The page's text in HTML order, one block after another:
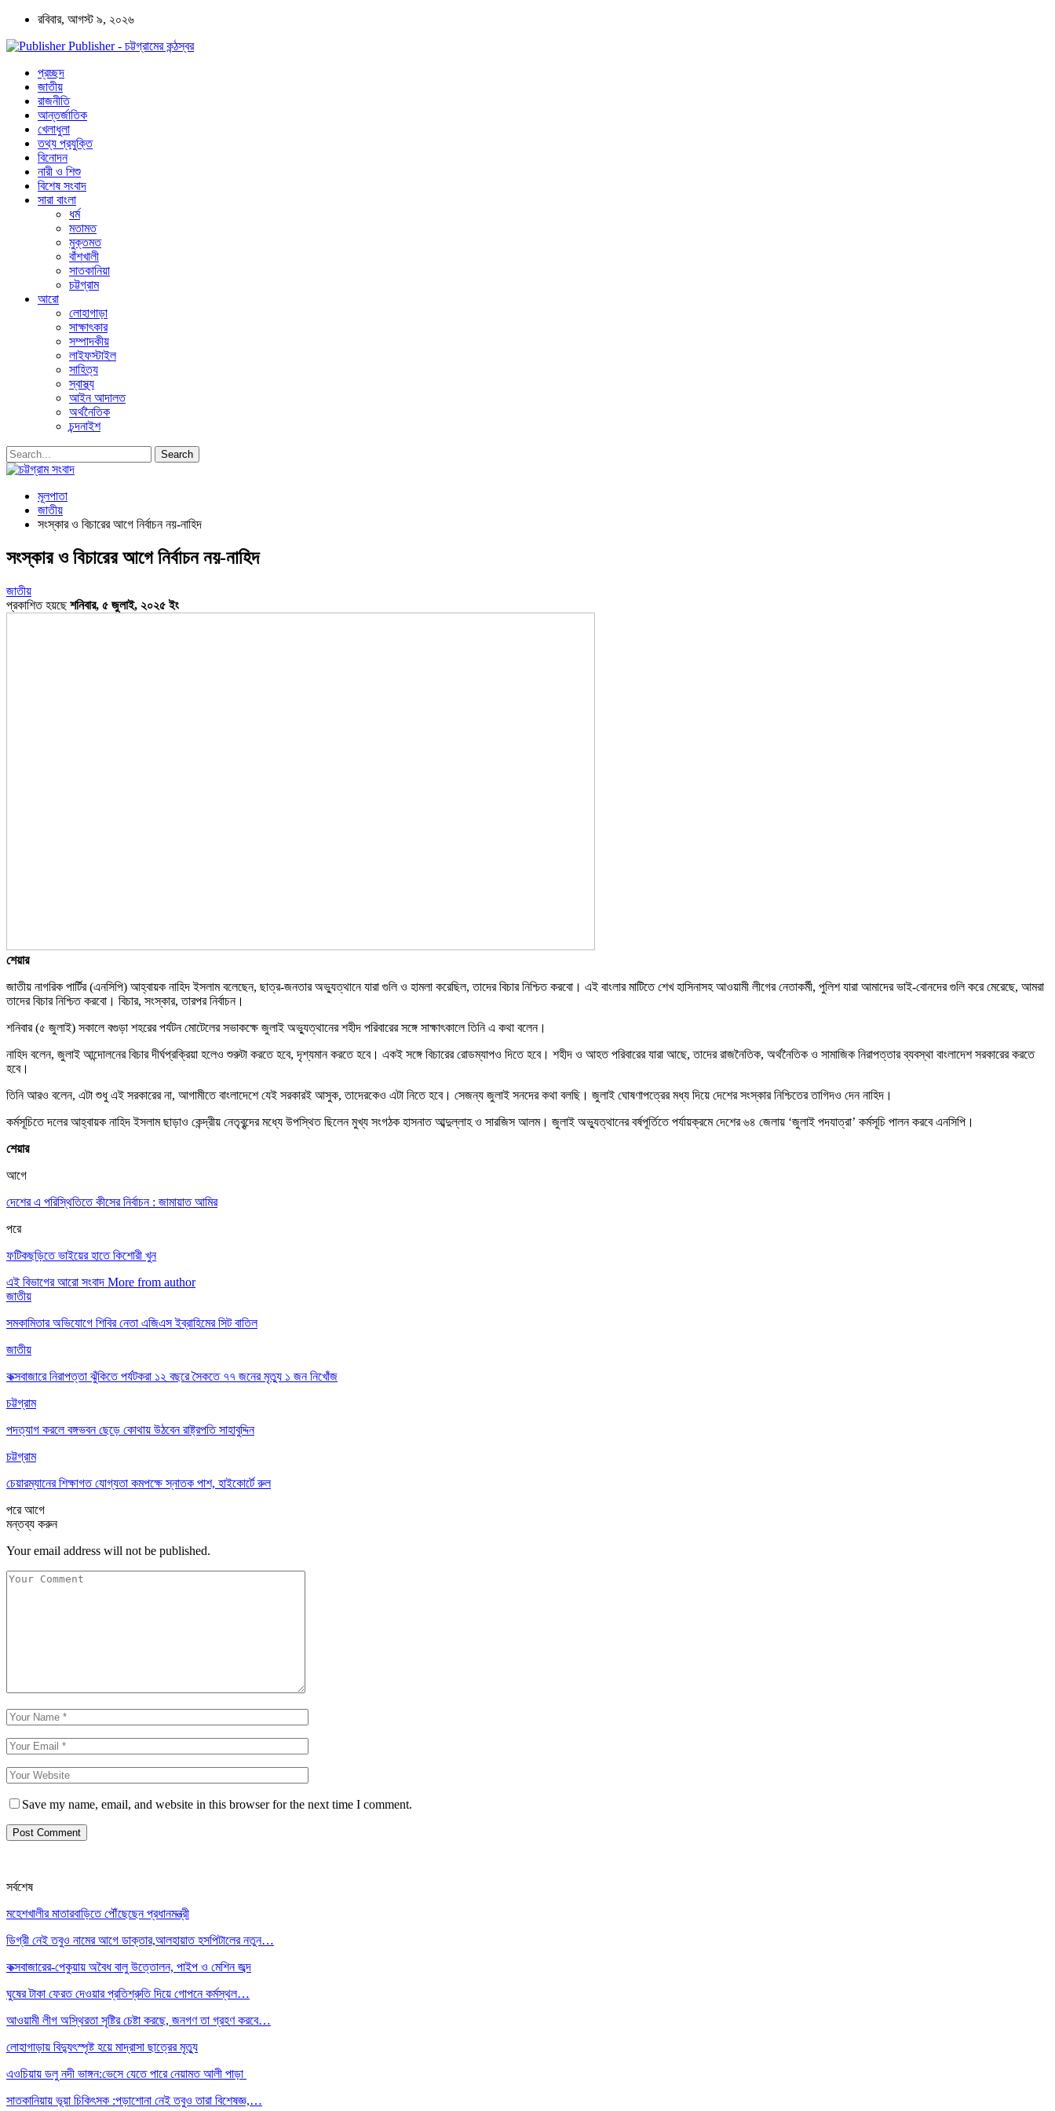
রবিবার, আগস্ট ৯, ২০২৬
Publisher - চট্টগ্রামের কন্ঠস্বর
প্রচ্ছদ
জাতীয়
রাজনীতি
আন্তর্জাতিক
খেলাধুলা
তথ্য প্রযুক্তি
বিনোদন
নারী ও শিশু
বিশেষ সংবাদ
সারা বাংলা
ধর্ম
মতামত
মুক্তমত
বাঁশখালী
সাতকানিয়া
চট্টগ্রাম
আরো
লোহাগাড়া
সাক্ষাৎকার
সম্পাদকীয়
লাইফস্টাইল
সাহিত্য
স্বাস্থ্য
আইন আদালত
অর্থনৈতিক
চন্দনাইশ
মূলপাতা
জাতীয়
সংস্কার ও বিচারের আগে নির্বাচন নয়-নাহিদ
সংস্কার ও বিচারের আগে নির্বাচন নয়-নাহিদ
জাতীয়
প্রকাশিত হয়ছেশনিবার, ৫ জুলাই, ২০২৫ ইং
শেয়ার
জাতীয় নাগরিক পার্টির (এনসিপি) আহ্বায়ক নাহিদ ইসলাম বলেছেন, ছাত্র-জনতার অভ্যুত্থানে যারা গুলি ও হামলা করেছিল, তাদের বিচার নিশ্চিত করবো। এই বাংলার মাটিতে শেখ হাসিনাসহ আওয়ামী লীগের নেতাকর্মী, পুলিশ যারা আমাদের ভাই-বোনদের গুলি করে মেরেছে, আমরা
তাদের বিচার নিশ্চিত করবো। বিচার, সংস্কার, তারপর নির্বাচন।
শনিবার (৫ জুলাই) সকালে বগুড়া শহরের পর্যটন মোটেলের সভাকক্ষে জুলাই অভ্যুত্থানের শহীদ পরিবারের সঙ্গে সাক্ষাৎকালে তিনি এ কথা বলেন।
নাহিদ বলেন, জুলাই আন্দোলনের বিচার দীর্ঘপ্রক্রিয়া হলেও শুরুটা করতে হবে, দৃশ্যমান করতে হবে। একই সঙ্গে বিচারের রোডম্যাপও দিতে হবে। শহীদ ও আহত পরিবারের যারা আছে, তাদের রাজনৈতিক, অর্থনৈতিক ও সামাজিক নিরাপত্তার ব্যবস্থা বাংলাদেশ সরকারের করতে
হবে।
তিনি আরও বলেন, এটা শুধু এই সরকারের না, আগামীতে বাংলাদেশে যেই সরকারই আসুক, তাদেরকেও এটা নিতে হবে। সেজন্য জুলাই সনদের কথা বলছি। জুলাই ঘোষণাপত্রের মধ্য দিয়ে দেশের সংস্কার নিশ্চিতের তাগিদও দেন নাহিদ।
কর্মসূচিতে দলের আহ্বায়ক নাহিদ ইসলাম ছাড়াও কেন্দ্রীয় নেতৃবৃন্দের মধ্যে উপস্থিত ছিলেন মুখ্য সংগঠক হাসনাত আব্দুল্লাহ ও সারজিস আলম। জুলাই অভ্যুত্থানের বর্ষপূর্তিতে পর্যায়ক্রমে দেশের ৬৪ জেলায় ‘জুলাই পদযাত্রা’ কর্মসূচি পালন করবে এনসিপি।
শেয়ার
আগে
দেশের এ পরিস্থিতিতে কীসের নির্বাচন : জামায়াত আমির
পরে
ফটিকছড়িতে ভাইয়ের হাতে কিশোরী খুন
এই বিভাগের আরো সংবাদ More from author
জাতীয়
সমকামিতার অভিযোগে শিবির নেতা এজিএস ইব্রাহিমের সিট বাতিল
জাতীয়
কক্সবাজারে নিরাপত্তা ঝুঁকিতে পর্যটকরা ১২ বছরে সৈকতে ৭৭ জনের মৃত্যু ১ জন নিখোঁজ
চট্টগ্রাম
পদত্যাগ করলে বঙ্গভবন ছেড়ে কোথায় উঠবেন রাষ্ট্রপতি সাহাবুদ্দিন
চট্টগ্রাম
চেয়ারম্যানের শিক্ষাগত যোগ্যতা কমপক্ষে স্নাতক পাশ, হাইকোর্টে রুল
পরেআগে
মন্তব্য করুন
Your email address will not be published.
Save my name, email, and website in this browser for the next time I comment.
সর্বশেষ
মহেশখালীর মাতারবাড়িতে পৌঁছেছেন প্রধানমন্ত্রী
ডিগ্রী নেই তবুও নামের আগে ডাক্তার,আলহায়াত হসপিটালের নতুন…
কক্সবাজারের-পেকুয়ায় অবৈধ বালু উত্তোলন, পাইপ ও মেশিন জব্দ
ঘুষের টাকা ফেরত দেওয়ার প্রতিশ্রুতি দিয়ে গোপনে কর্মস্থল…
আওয়ামী লীগ অস্থিরতা সৃষ্টির চেষ্টা করছে, জনগণ তা গ্রহণ করবে…
লোহাগাড়ায় বিদ্যুৎস্পৃষ্ট হয়ে মাদ্রাসা ছাত্রের মৃত্যু
এওচিয়ায় ডলু নদী ভাঙ্গন:ভেসে যেতে পারে নেয়ামত আলী পাড়া
সাতকানিয়ায় ভূয়া চিকিৎসক :পড়াশোনা নেই তবুও তারা বিশেষজ্ঞ,…